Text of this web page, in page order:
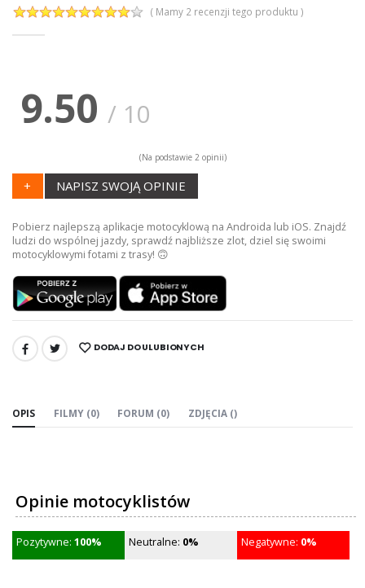
( Mamy 2 recenzji tego produktu )
9.50 / 10
(Na podstawie 2 opinii)
+ NAPISZ SWOJĄ OPINIE
Pobierz najlepszą aplikacje motocyklową na Androida lub iOS. Znajdź
ludzi do wspólnej jazdy, sprawdź najbliższe zlot, dziel się swoimi
motocyklowymi fotami z trasy! 🙃
UDOSTĘPNIJ: DODAJ DO ULUBIONYCH
OPIS FILMY (0) FORUM (0) ZDJĘCIA ()
Opinie motocyklistów
Pozytywne: 100% Neutralne: 0% Negatywne: 0%